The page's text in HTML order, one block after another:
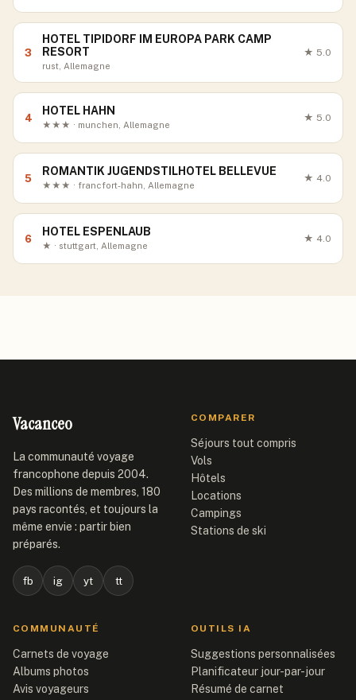
3
HOTEL TIPIDORF IM EUROPA PARK CAMP
RESORT
rust, Allemagne
★ 5.0
4
HOTEL HAHN
★★★ · munchen, Allemagne
★ 5.0
5
ROMANTIK JUGENDSTILHOTEL BELLEVUE
★★★ · francfort-hahn, Allemagne
★ 4.0
6
HOTEL ESPENLAUB
★ · stuttgart, Allemagne
★ 4.0
Vacanceo
La communauté voyage
francophone depuis 2004.
Des millions de membres, 180
pays racontés, et toujours la
même envie : partir bien
préparés.
fb ig yt tt
COMPARER
Séjours tout compris
Vols
Hôtels
Locations
Campings
Stations de ski
COMMUNAUTÉ
Carnets de voyage
Albums photos
Avis voyageurs
OUTILS IA
Suggestions personnalisées
Planificateur jour-par-jour
Résumé de carnet